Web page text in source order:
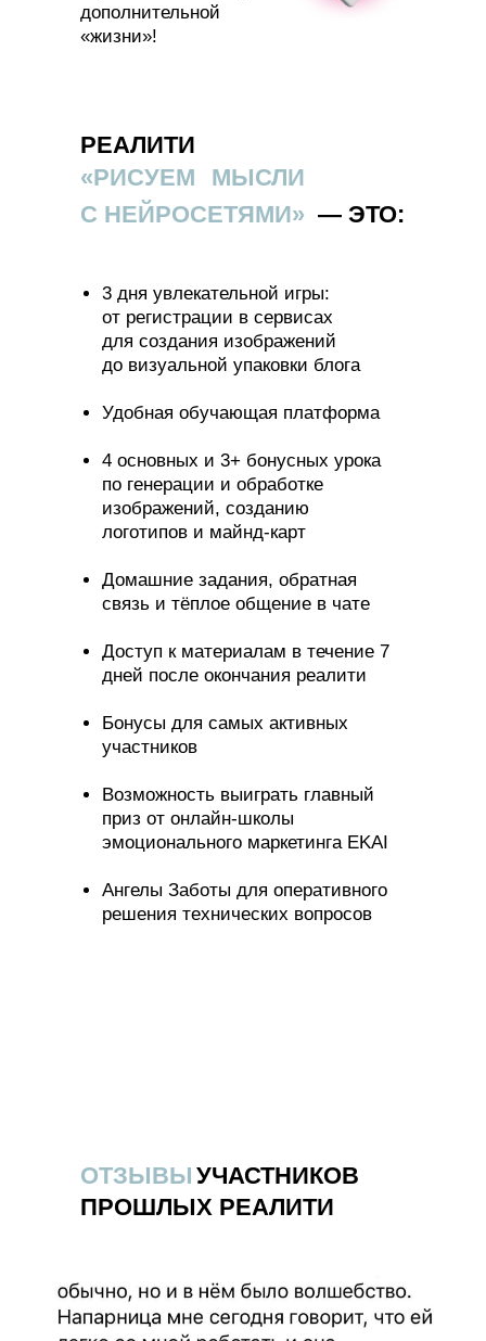
дополнительной
«‎жизни»!
3 дня увлекательной игры:
от регистрации в сервисах
для создания изображений
до визуальной упаковки блога
Удобная обучающая платформа
4 основных и 3+ бонусных урока
по генерации и обработке
изображений, созданию
логотипов и майнд-карт
Домашние задания, обратная
связь и тёплое общение в чате
Доступ к материалам в течение 7
дней после окончания реалити
Бонусы для самых активных
участников
Возможность выиграть главный
приз от онлайн-школы
эмоционального маркетинга EKAI
Ангелы Заботы для оперативного
решения технических вопросов
РЕАЛИТИ
С НЕЙРОСЕТЯМИ» — ЭТО:
«РИСУЕМ МЫСЛИ
ПРОШЛЫХ РЕАЛИТИ
ОТЗЫВЫ УЧАСТНИКОВ